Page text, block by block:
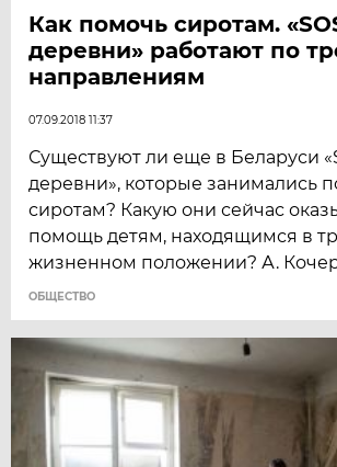
Как помочь сиротам.
деревни» работают по
направлениям
07.09.2018 11:37
Существуют ли еще в Беларуси
деревни», которые занимались
сиротам? Какую они сейчас
помощь детям, находящимся в
жизненном положении? А.
ОБЩЕСТВО